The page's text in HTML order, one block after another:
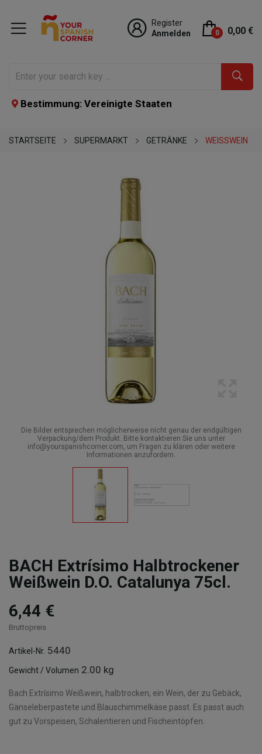
Register
Anmelden
0 0,00 €
Bestimmung: Vereinigte Staaten
STARTSEITE SUPERMARKT GETRÄNKE WEISSWEIN
Die Bilder entsprechen möglicherweise nicht genau der endgültigen
Verpackung/dem Produkt. Bitte kontaktieren Sie uns unter
info@yourspanishcorner.com, um Fragen zu klären oder weitere
Informationen anzufordern.
BACH Extrísimo Halbtrockener
Weißwein D.O. Catalunya 75cl.
6,44 €
Bruttopreis
Artikel-Nr. 5440
Gewicht / Volumen 2.00 kg
Bach Extrísimo Weißwein, halbtrocken, ein Wein, der zu Gebäck,
Gänseleberpastete und Blauschimmelkäse passt. Es passt auch
gut zu Vorspeisen, Schalentieren und Fischeintöpfen.